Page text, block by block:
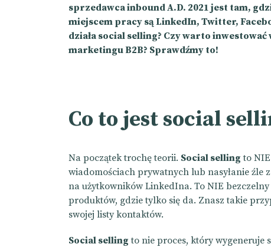
sprzedawca inbound A.D. 2021 jest tam,
miejscem pracy są LinkedIn, Twitter,
działa social selling? Czy warto
marketingu B2B? Sprawdźmy to!
Co to jest social
Na początek trochę teorii. Social selling to
wiadomościach prywatnych lub nasyłanie źle
na użytkowników LinkedIna. To NIE
produktów, gdzie tylko się da. Znasz takie
swojej listy kontaktów.
Social selling to nie proces, który wygeneruje